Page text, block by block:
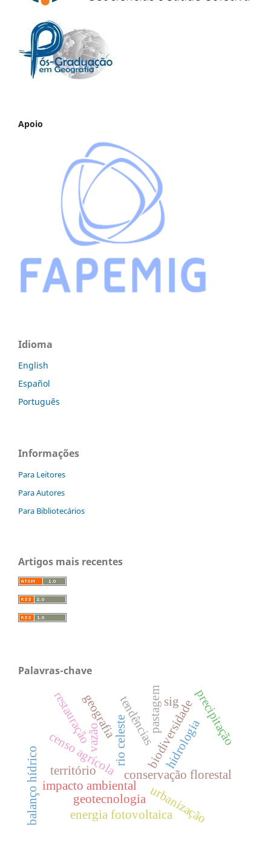
Apoio
Idioma
English
Español
Português
Informações
Para Leitores
Para Autores
Para Bibliotecários
Artigos mais recentes
Palavras-chave
conservação florestal
impacto ambiental
censo agrícola biodiversidade
rio celeste
tendências precipitação
vazão
balanço hídrico
hidrologia
território
restauração pastagem
urbanização
geografia
geotecnologia
energia fotovoltaica
sig